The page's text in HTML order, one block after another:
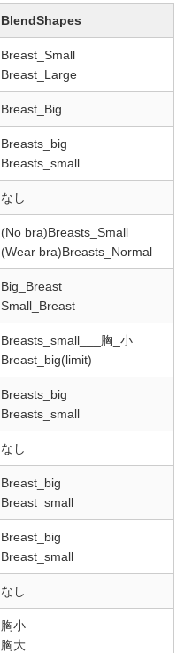
BlendShapes
Breast_Small
Breast_Large
Breast_Big
Breasts_big
Breasts_small
なし
(No bra)Breasts_Small
(Wear bra)Breasts_Normal
Big_Breast
Small_Breast
Breasts_small___胸_小
Breast_big(limit)
Breasts_big
Breasts_small
なし
Breast_big
Breast_small
Breast_big
Breast_small
なし
胸小
胸大